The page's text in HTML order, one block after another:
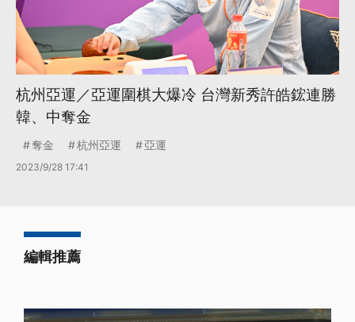
杭州亞運／亞運圍棋大爆冷 台灣新秀許皓鋐連勝
韓、中奪金
奪金 杭州亞運 亞運
2023/9/28 17:41
編輯推薦